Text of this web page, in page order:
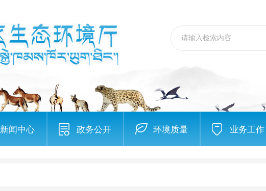
新闻中心 政务公开 环境质量 业务工作